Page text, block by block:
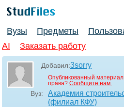
Вузы Предметы
AI
Заказать работу
Добавил:3sorry
Опубликованный
права? Сообщите нам.
Вуз:
Академия
(филиал КФУ)